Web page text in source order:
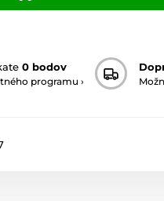
0 bodov
programu ›